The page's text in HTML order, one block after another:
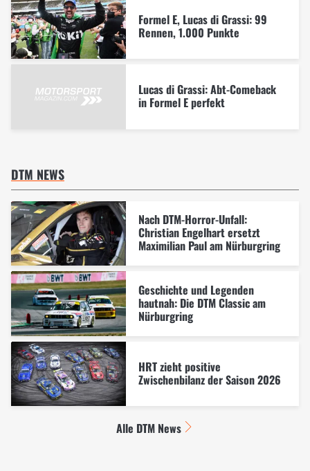
Formel E, Lucas di Grassi: 99
Rennen, 1.000 Punkte
Lucas di Grassi: Abt-Comeback
in Formel E perfekt
DTM NEWS
Nach DTM-Horror-Unfall:
Christian Engelhart ersetzt
Maximilian Paul am Nürburgring
Geschichte und Legenden
hautnah: Die DTM Classic am
Nürburgring
HRT zieht positive
Zwischenbilanz der Saison 2026
Alle DTM News